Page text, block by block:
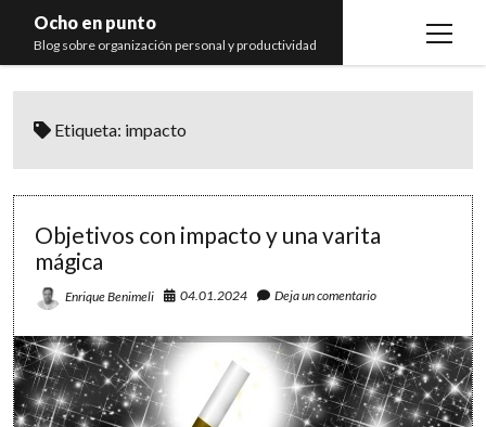
Ocho en punto
Blog sobre organización personal y productividad
open
Libros
Etiqueta: impacto
Objetivos con impacto y una varita
mágica
Enrique Benimeli 04.01.2024 Deja un comentario